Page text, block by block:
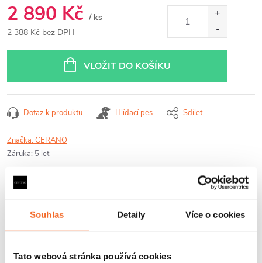
Souhlas Detaily Více o cookies
Tato webová stránka používá cookies
2 890 Kč / ks
2 388 Kč bez DPH
VLOŽIT DO KOŠÍKU
Dotaz k produktu Hlídací pes Sdílet
Značka:CERANO
Záruka: 5 let
Popis produktu
Detailní popis produktu